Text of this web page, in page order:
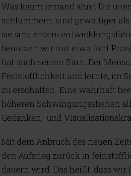
Was kaum jemand ahnt: Die
schlummern, sind gewaltiger
sie sind enorm
benutzen wir nur etwa fünf
hat auch seinen Sinn. Der
Feststofflichkeit und lernte, im
zu erschaffen. Eine wahrhaft
höheren Schwingungsebenen
Gedanken- und
Mit dem Anbruch des neuen
den Aufstieg zurück in
dauern wird. Das heißt, dass